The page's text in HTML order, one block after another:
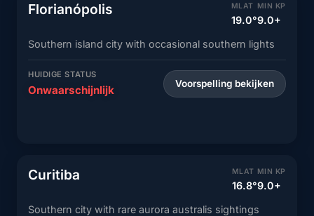
Florianópolis MLAT
19.0°
MIN KP
9.0+
Southern island city with occasional southern lights
HUIDIGE STATUS
Onwaarschijnlijk Voorspelling bekijken
Curitiba MLAT
16.8°
MIN KP
9.0+
Southern city with rare aurora australis sightings